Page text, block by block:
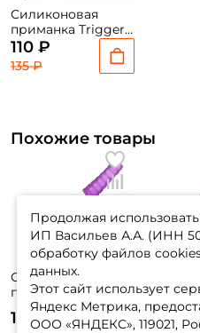
Силиконовая
приманка Trigger
Baits Tanta 2,5"
№168 6,3см. 7шт.
110 ₽
135 ₽
Похожие товары
Силиконовая
приманка Trigger
Baits Javastick
30мм. №3F 15шт.
130 ₽
Baits
30мм.
130 ₽
Продолжая
ИП Васильев А.А. (ИНН
обработку файлов
данных.
Этот сайт использует
Яндекс Метрика,
ООО «ЯНДЕКС», 119021,